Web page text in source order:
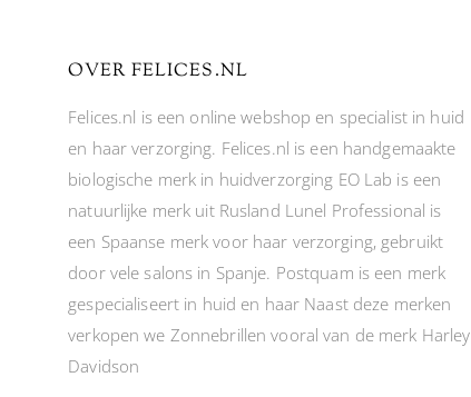
OVER FELICES.NL
Felices.nl is een online webshop en specialist in huid
en haar verzorging. Felices.nl is een handgemaakte
biologische merk in huidverzorging EO Lab is een
natuurlijke merk uit Rusland Lunel Professional is
een Spaanse merk voor haar verzorging, gebruikt
door vele salons in Spanje. Postquam is een merk
gespecialiseert in huid en haar Naast deze merken
verkopen we Zonnebrillen vooral van de merk Harley
Davidson